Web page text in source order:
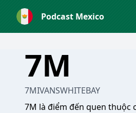
Podcast Mexico
7M
7MIVANSWHITEBAY
7M là điểm đến quen thuộc